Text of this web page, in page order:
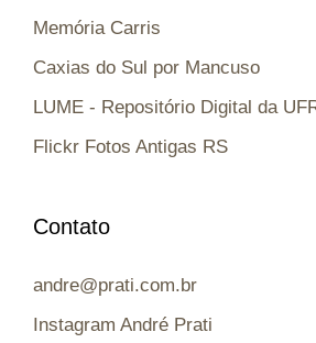
Memória Carris
Caxias do Sul por Mancuso
LUME - Repositório Digital da
Flickr Fotos Antigas RS
Contato
andre@prati.com.br
Instagram André Prati